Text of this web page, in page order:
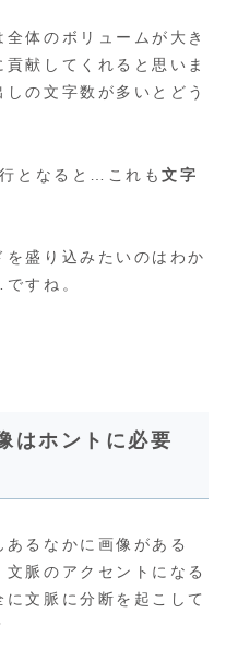
体のボリュームが大き
献してくれると思いま
の文字数が多いとどう
となると…これも文字
盛り込みたいのはわか
すね。
はホントに必要
るなかに画像がある
脈のアクセントになる
文脈に分断を起こして